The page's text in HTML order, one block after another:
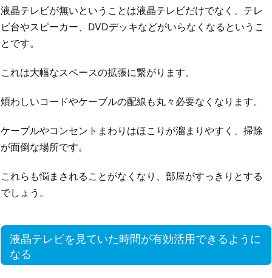
液晶テレビが無いということは液晶テレビだけでなく、テレ
ビ台やスピーカー、DVDデッキなどがいらなくなるというこ
とです。
これは大幅なスペースの拡張に繋がります。
煩わしいコードやケーブルの配線も丸々必要なくなります。
ケーブルやコンセントまわりはほこりが溜まりやすく、掃除
が面倒な場所です。
これらも悩まされることがなくなり、部屋がすっきりとする
でしょう。
液晶テレビを見ていた時間が有効活用できるように
なる